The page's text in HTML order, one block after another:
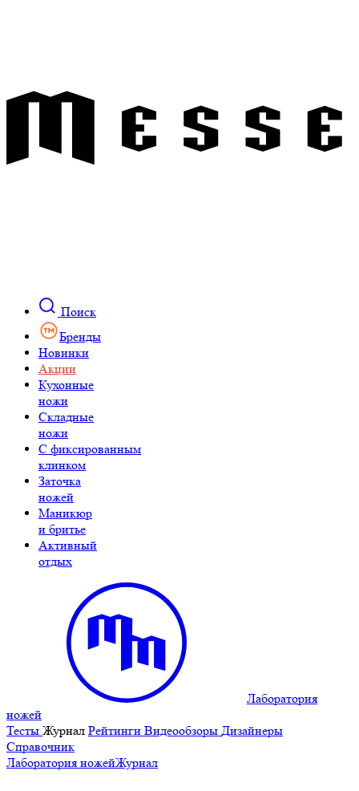
Поиск
Бренды
Новинки
Акции
Кухонные
ножи
Складные
ножи
C фиксированным
клинком
Заточка
ножей
Маникюр
и бритье
Активный
отдых
Лаборатория
ножей
Тесты Журнал Рейтинги Видеообзоры Дизайнеры
Справочник
Лаборатория ножейЖурнал